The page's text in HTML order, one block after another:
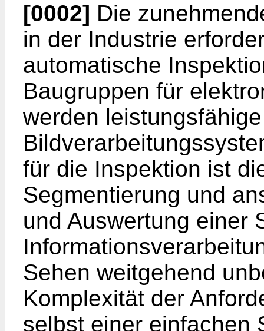
[0002] Die
in der Industrie
automatische
Baugruppen für
werden
für die Inspektion ist
Segmentierung und
und Auswertung einer
Sehen weitgehend
Komplexität der
selbst einer einfachen